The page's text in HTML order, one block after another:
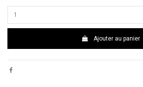
Ajouter au panier